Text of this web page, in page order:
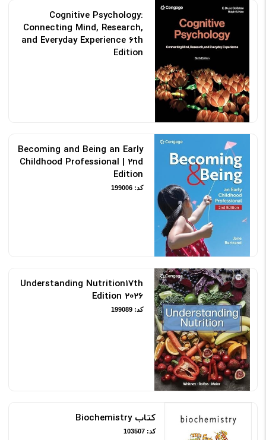
Cognitive Psychology:
Connecting Mind, Research,
and Everyday Experience 6th
Edition
Becoming and Being an Early
Childhood Professional | 2nd
Edition
کد: 199006
Understanding Nutrition17th
Edition 2026
کد: 199089
کتاب Biochemistry
کد: 103507